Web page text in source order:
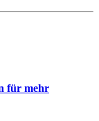
für mehr